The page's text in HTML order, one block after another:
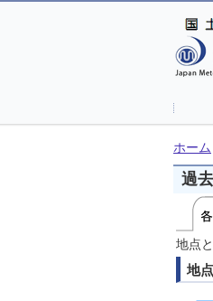
ホーム
過
地点
地